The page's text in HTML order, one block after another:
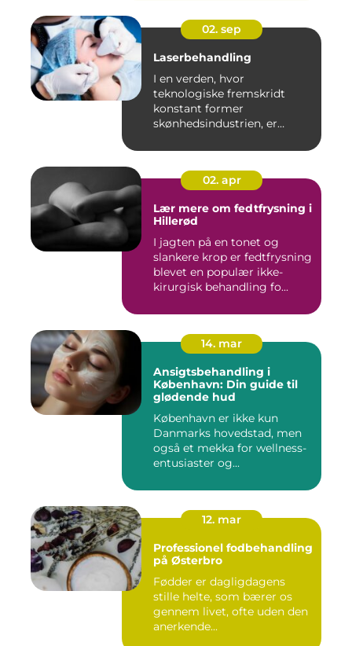
02. sep
Laserbehandling
I en verden, hvor
teknologiske fremskridt
konstant former
skønhedsindustrien, er
02. apr
Lær mere om fedtfrysning i
Hillerød
I jagten på en tonet og
slankere krop er fedtfrysning
blevet en populær ikke-
kirurgisk behandling fo...
14. mar
Ansigtsbehandling i
København: Din guide til
glødende hud
København er ikke kun
Danmarks hovedstad, men
også et mekka for wellness-
entusiaster og...
12. mar
Professionel fodbehandling
på Østerbro
Fødder er dagligdagens
stille helte, som bærer os
gennem livet, ofte uden den
anerkende...